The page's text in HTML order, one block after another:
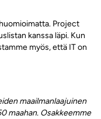
Project
kanssa läpi. Kun
myös, että IT on
maailmanlaajuinen
maahan. Osakkeemme